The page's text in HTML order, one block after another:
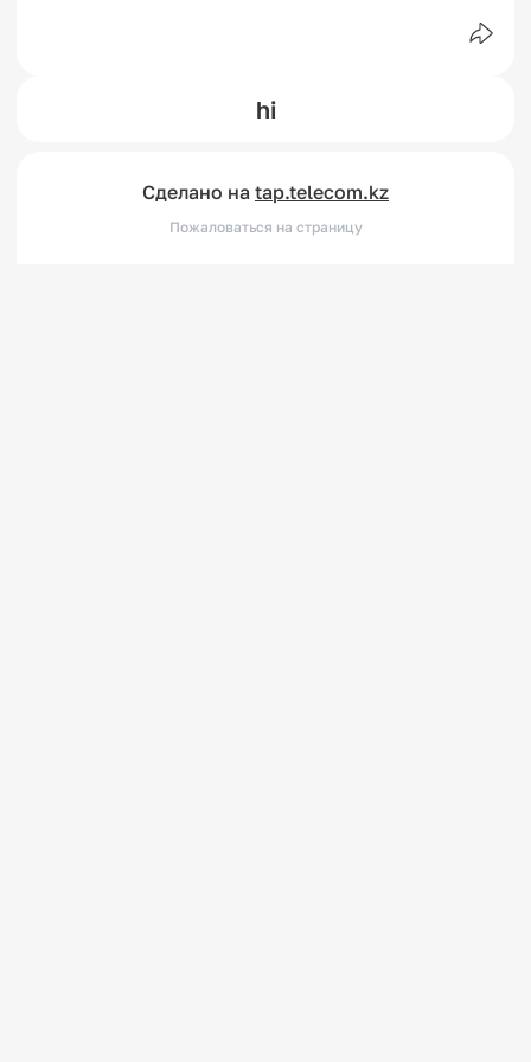
hi
Сделано на tap.telecom.kz
Пожаловаться на страницу